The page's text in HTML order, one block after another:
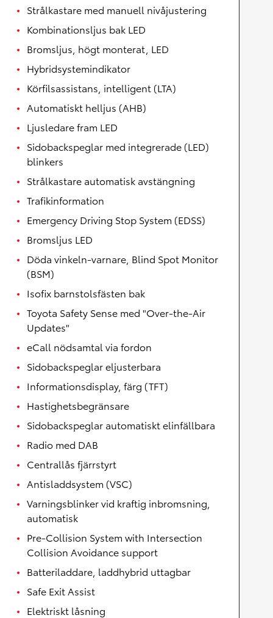
Strålkastare med manuell nivåjustering
Kombinationsljus bak LED
Bromsljus, högt monterat, LED
Hybridsystemindikator
Körfilsassistans, intelligent (LTA)
Automatiskt helljus (AHB)
Ljusledare fram LED
Sidobackspeglar med integrerade (LED)
blinkers
Strålkastare automatisk avstängning
Trafikinformation
Emergency Driving Stop System (EDSS)
Bromsljus LED
Döda vinkeln-varnare, Blind Spot Monitor
(BSM)
Isofix barnstolsfästen bak
Toyota Safety Sense med "Over-the-Air
Updates"
eCall nödsamtal via fordon
Sidobackspeglar eljusterbara
Informationsdisplay, färg (TFT)
Hastighetsbegränsare
Sidobackspeglar automatiskt elinfällbara
Radio med DAB
Centrallås fjärrstyrt
Antisladdsystem (VSC)
Varningsblinker vid kraftig inbromsning,
automatisk
Pre-Collision System with Intersection
Collision Avoidance support
Batteriladdare, laddhybrid uttagbar
Safe Exit Assist
Elektriskt låsning